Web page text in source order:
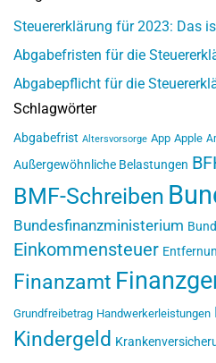
Steuererklärung für 2023: Das
Abgabefristen für die
Abgabepflicht für die
Schlagwörter
Abgabefrist Altersvorsorge App Apple
Außergewöhnliche Belastungen
BMF-Schreiben
Bundesfinanzministerium
Einkommensteuer
Finanzamt
Grundfreibetrag Handwerkerleistungen
Kindergeld